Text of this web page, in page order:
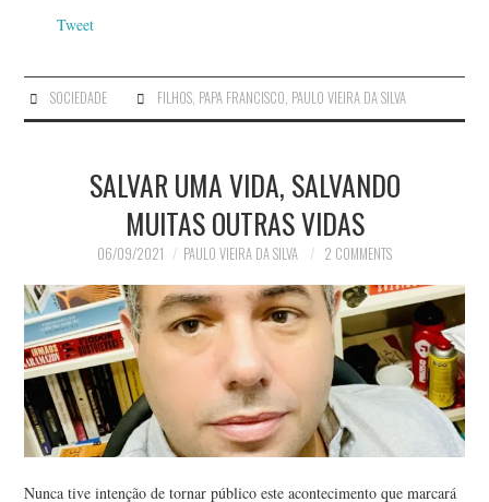
Tweet
SOCIEDADE FILHOS, PAPA FRANCISCO, PAULO VIEIRA DA SILVA
SALVAR UMA VIDA, SALVANDO
MUITAS OUTRAS VIDAS
06/09/2021 PAULO VIEIRA DA SILVA 2 COMMENTS
Nunca tive intenção de tornar público este acontecimento que marcará